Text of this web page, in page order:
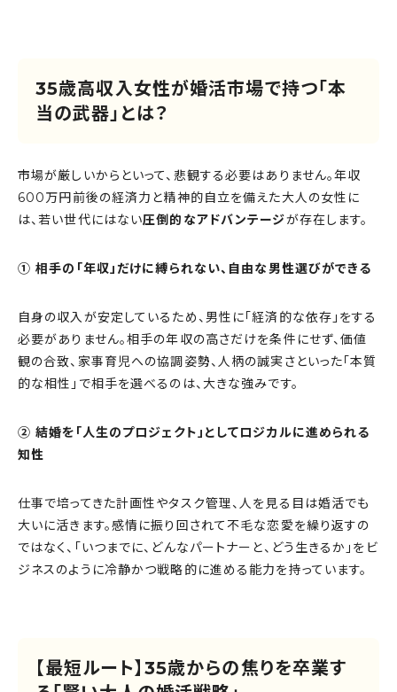
35歳高収入女性が婚活市場で持つ「本
当の武器」とは？
市場が厳しいからといって、悲観する必要はありません。年収
600万円前後の経済力と精神的自立を備えた大人の女性に
は、若い世代にはない圧倒的なアドバンテージが存在します。
① 相手の「年収」だけに縛られない、自由な男性選びができる
自身の収入が安定しているため、男性に「経済的な依存」をする
必要がありません。相手の年収の高さだけを条件にせず、価値
観の合致、家事育児への協調姿勢、人柄の誠実さといった「本質
的な相性」で相手を選べるのは、大きな強みです。
② 結婚を「人生のプロジェクト」としてロジカルに進められる
知性
仕事で培ってきた計画性やタスク管理、人を見る目は婚活でも
大いに活きます。感情に振り回されて不毛な恋愛を繰り返すの
ではなく、「いつまでに、どんなパートナーと、どう生きるか」をビ
ジネスのように冷静かつ戦略的に進める能力を持っています。
【最短ルート】35歳からの焦りを卒業す